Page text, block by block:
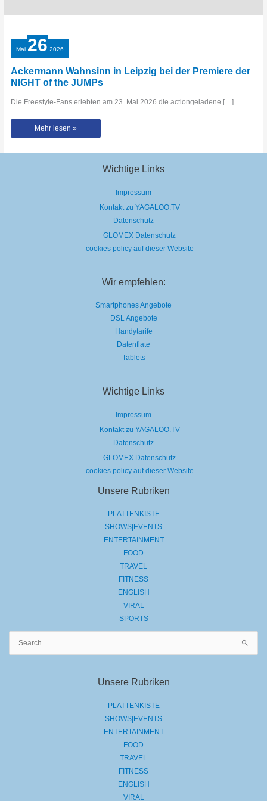
Mai 26 2026
Ackermann Wahnsinn in Leipzig bei der Premiere der
NIGHT of the JUMPs
Die Freestyle-Fans erlebten am 23. Mai 2026 die actiongeladene […]
Ackermann
bei
Mehr lesen »
Wichtige Links
Impressum
Kontakt zu YAGALOO.TV
Datenschutz
GLOMEX Datenschutz
cookies policy auf dieser Website
Wir empfehlen:
Smartphones Angebote
DSL Angebote
Handytarife
Datenflate
Tablets
Wichtige Links
Impressum
Kontakt zu YAGALOO.TV
Datenschutz
GLOMEX Datenschutz
cookies policy auf dieser Website
Unsere Rubriken
PLATTENKISTE
SHOWS|EVENTS
ENTERTAINMENT
FOOD
TRAVEL
FITNESS
ENGLISH
VIRAL
SPORTS
Unsere Rubriken
PLATTENKISTE
SHOWS|EVENTS
ENTERTAINMENT
FOOD
TRAVEL
FITNESS
ENGLISH
VIRAL